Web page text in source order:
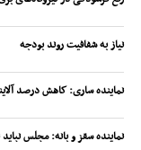
نیاز به شفافیت روند بودجه
نماینده ساری: کاهش درصد
نماینده سقز و بانه: مجلس